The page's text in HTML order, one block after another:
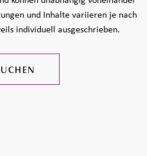
und Inhalte variieren je nach
individuell ausgeschrieben.